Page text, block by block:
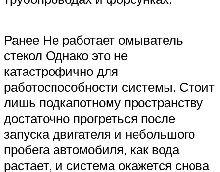
Ранее Не работает омыватель
стекол Однако это не
катастрофично для
работоспособности системы. Стоит
лишь подкапотному пространству
достаточно прогреться после
запуска двигателя и небольшого
пробега автомобиля, как вода
растает, и система окажется снова